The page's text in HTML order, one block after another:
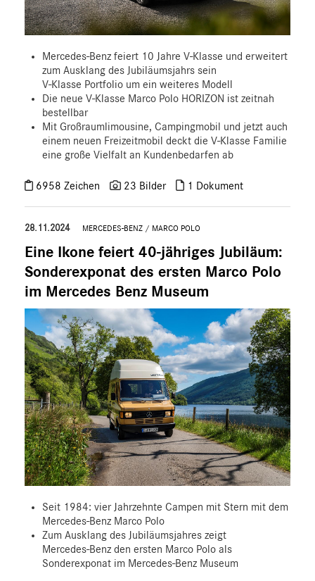
Mercedes-Benz feiert 10 Jahre V-Klasse und erweitert
zum Ausklang des Jubiläumsjahrs sein
V-Klasse Portfolio um ein weiteres Modell
Die neue V-Klasse Marco Polo HORIZON ist zeitnah
bestellbar
Mit Großraumlimousine, Campingmobil und jetzt auch
einem neuen Freizeitmobil deckt die V‑Klasse Familie
eine große Vielfalt an Kundenbedarfen ab
6958 Zeichen 23 Bilder 1 Dokument
28.11.2024 MERCEDES-BENZ / MARCO POLO
Eine Ikone feiert 40-jähriges Jubiläum:
Sonderexponat des ersten Marco Polo
im Mercedes Benz Museum
Seit 1984: vier Jahrzehnte Campen mit Stern mit dem
Mercedes‑Benz Marco Polo
Zum Ausklang des Jubiläumsjahres zeigt
Mercedes‑Benz den ersten Marco Polo als
Sonderexponat im Mercedes‑Benz Museum